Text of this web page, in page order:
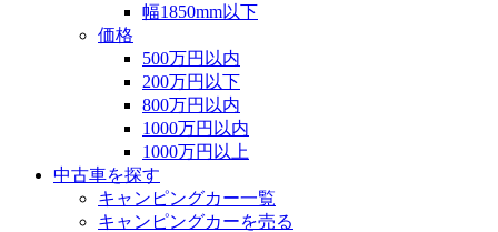
幅1850mm以下
価格
500万円以内
200万円以下
800万円以内
1000万円以内
1000万円以上
中古車を探す
キャンピングカー一覧
キャンピングカーを売る